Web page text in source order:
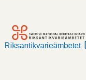
Riksantikvarieämbetet